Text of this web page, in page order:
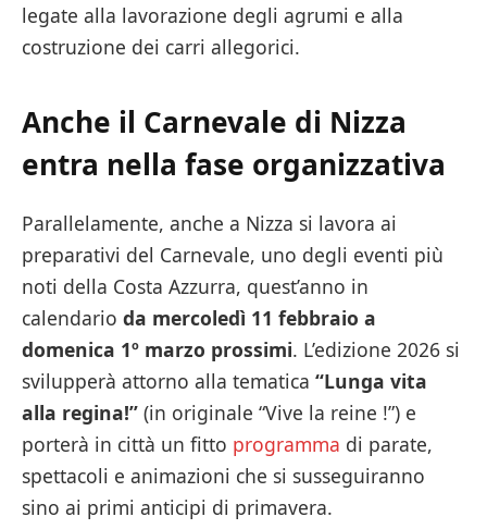
legate alla lavorazione degli agrumi e alla
costruzione dei carri allegorici.
Anche il Carnevale di Nizza
entra nella fase organizzativa
Parallelamente, anche a Nizza si lavora ai
preparativi del Carnevale, uno degli eventi più
noti della Costa Azzurra, quest’anno in
calendario da mercoledì 11 febbraio a
domenica 1º marzo prossimi. L’edizione 2026 si
svilupperà attorno alla tematica “Lunga vita
alla regina!” (in originale “Vive la reine !”) e
porterà in città un fitto programma di parate,
spettacoli e animazioni che si susseguiranno
sino ai primi anticipi di primavera.